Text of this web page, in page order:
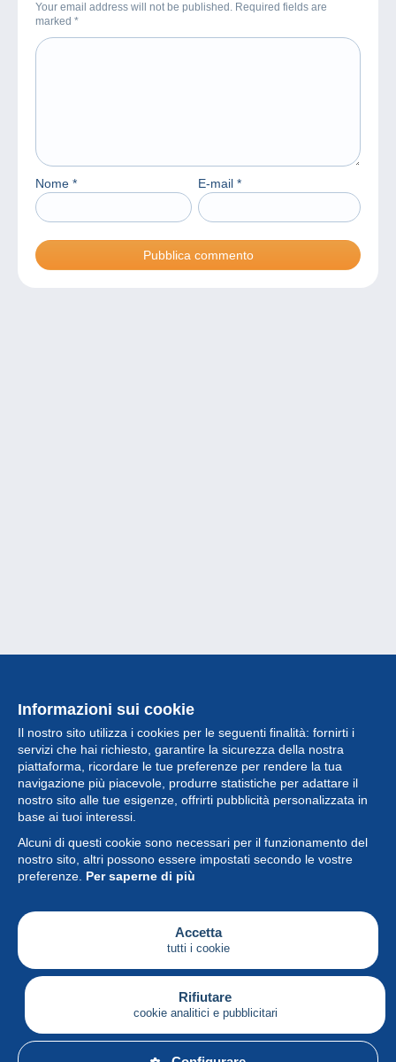
Your email address will not be published. Required fields are
marked *
Nome * E-mail *
Informazioni sui cookie
Il nostro sito utilizza i cookies per le seguenti finalità: fornirti i
servizi che hai richiesto, garantire la sicurezza della nostra
piattaforma, ricordare le tue preferenze per rendere la tua
navigazione più piacevole, produrre statistiche per adattare il
nostro sito alle tue esigenze, offrirti pubblicità personalizzata in
base ai tuoi interessi.
Alcuni di questi cookie sono necessari per il funzionamento del
nostro sito, altri possono essere impostati secondo le vostre
preferenze. Per saperne di più
Accetta
tutti i cookie
Rifiutare
cookie analitici e pubblicitari
Collezione
Novità
Funzione
Società
Servizi
Sta scrivendo
Italiano